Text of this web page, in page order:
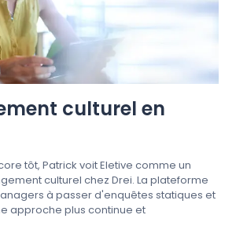
culturel en
tôt, Patrick voit Eletive comme un
culturel chez Drei. La plateforme
à passer d'enquêtes statiques et
approche plus continue et